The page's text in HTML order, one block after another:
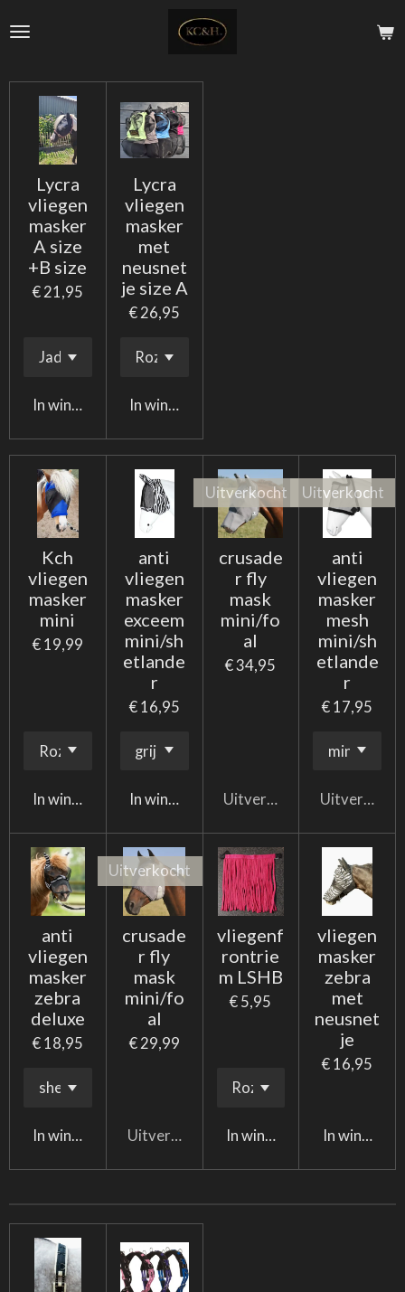
direct
de
hoofdinhoud
Lycra
vliegen
masker
A size
+B size
€ 21,95
In winkelwagen
Lycra
vliegen
masker
met
neusnet
je size A
€ 26,95
In winkelwagen
Kch
vliegen
masker
mini
€ 19,99
In winkelwagen
anti
vliegen
masker
exceem
mini/sh
etlande
r
€ 16,95
In winkelwagen
Uitverkocht
crusade
r fly
mask
mini/fo
al
€ 34,95
Uitverkocht
Uitverkocht
anti
vliegen
masker
mesh
mini/sh
etlande
r
€ 17,95
Uitverkocht
anti
vliegen
masker
zebra
deluxe
€ 18,95
In winkelwagen
Uitverkocht
crusade
r fly
mask
mini/fo
al
€ 29,99
Uitverkocht
vliegenf
rontrie
m LSHB
€ 5,95
In winkelwagen
vliegen
masker
zebra
met
neusnet
je
€ 16,95
In